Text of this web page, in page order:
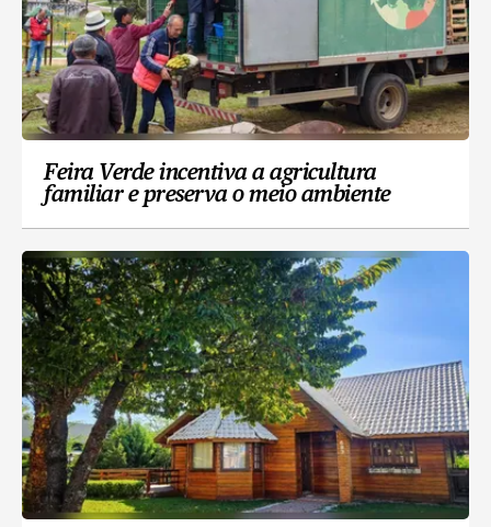
Feira Verde incentiva a agricultura
familiar e preserva o meio ambiente